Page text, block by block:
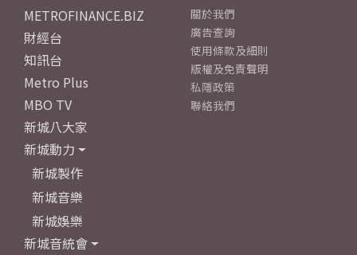
METROFINANCE.BIZ
財經台
知訊台
Metro Plus
MBO TV
新城八大家
新城動力
新城製作
新城音樂
新城娛樂
新城音統會
關於我們
廣告查詢
使用條款及細則
版權及免責聲明
私隱政策
聯絡我們